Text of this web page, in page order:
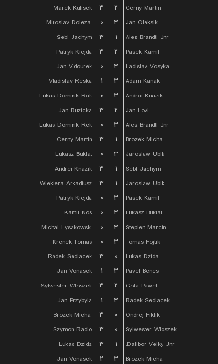
Marek Kulisek
۳ ۲
Cerny Martin
Miroslav Dolezal
۰ ۳
Jan Oleksik
Sebl Jachym
۳ ۱
Ales Brandtl Jnr
Patryk Kiejda
۳ ۲
Pasek Kamil
Jan Vidourek
۰ ۳
Ladislav Vosyka
Vladislav Reska
۱ ۳
Adam Kanak
Lukas Dominik Rek
۰ ۳
Andrei Knazik
Jan Ruzicka
۳ ۲
Jan Lovl
Lukas Dominik Rek
۰ ۳
Ales Brandtl Jnr
Cerny Martin
۳ ۱
Brozek Michal
Lukasz Buklat
۰ ۳
Jaroslaw Ubik
Andrei Knazik
۳ ۱
Sebl Jachym
Wiekiera Arkadiusz
۳ ۱
Jaroslaw Ubik
Patryk Kiejda
۰ ۳
Pasek Kamil
Kamil Kos
۰ ۳
Lukasz Buklat
Michal Lysakowski
۰ ۳
Stepien Marcin
Krenek Tomas
۰ ۳
Tomas Fojtik
Radek Sedlacek
۳ ۰
Lukas Dzida
Jan Vonasek
۱ ۳
Pavel Benes
Sylwester Wloszek
۳ ۲
Gola Pawel
Jan Przybyla
۱ ۳
Radek Sedlacek
Brozek Michal
۳ ۰
Ondrej Fiklik
Szymon Radlo
۳ ۰
Sylwester Wloszek
Lukas Dzida
۳ ۱
Dalibor Velky Jnr.
Jan Vonasek
۲ ۳
Brozek Michal